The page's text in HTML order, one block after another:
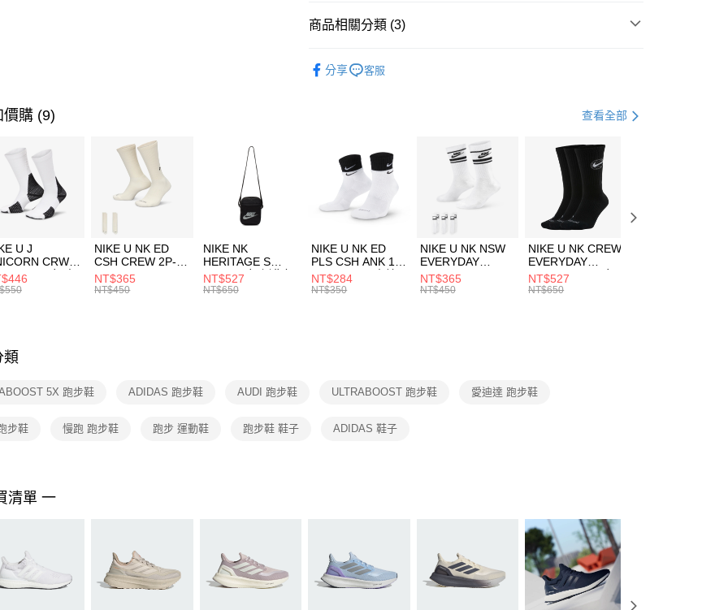
聯邦商業銀行
台新國際商業銀行
【關於「AFTEE先享後付」】
３．安心：先確認商品／服務後，再付款。
【「AFTEE先享後付」結帳流程】
１．於結帳方式選擇「AFTEE先享後付」後，將跳轉至「AFTEE先享後
付」結帳頁面，進行簡訊認證並確認金額後，即可完成結帳。
２．訂單成立數日內，您將收到繳費通知簡訊。
３．收到繳費通知簡訊後14天內，點擊此簡訊中的連結，可透過四大超商
／ATM／網路銀行／等多元方式進行付款，方視為交易完成。
※ 請注意：結帳手續完成當下不需立刻繳費，但若您需要取消訂單，請聯
絡購買商品的店家。未經商家同意取消之訂單仍視為有效，需透過AFTEE
先享後付繳納相關費用。
１．透過由恩沛科技股份有限公司提供之「AFTEE先享後付」服務完成之
交易，需依本服務之必要範圍內提供個人資料，並將交易相關給付款項請
２．關於個人資料處理事宜，請瀏覽以下網址：
５．嚴禁一人註冊多個帳號或使用他人資訊註冊。若發現惡意使用之情
形，恩沛科技股份有限公司將有權停止該用戶之使用額度並採取法律行
動。
每筆NT$100，滿NT$1,500(含以上)免運費
每筆NT$100，滿NT$1,500(含以上)免運費
付款後門市自取
每筆NT$100，滿NT$1,500(含以上)免運費
商品相關分類 (3)
分享 客服
價購 (9) 查看全部
U J
CRW
-160 男女 中
FZ3393100
NIKE U NK ED
CSH CREW 2P-
144 EMBRDY 男
女 短統襪
NT$365
NT$450
NIKE NK
HERITAGE S
SMIT 男女 側背包
BA5871010
NT$527
NT$650
NIKE U NK ED
PLS CSH ANK 1P
144 DBL 男 中統
襪 DH4058104
NT$284
NT$350
NIKE U NK NSW
EVERYDAY
ESSENTIAL CR
男女 短統襪
NT$365
NT$450
NIKE U NK CREW
EVERYDAY
BBALL 3PR 男女
長統襪
NT$527
NT$650
類
5X 跑步鞋 ADIDAS 跑步鞋 AUDI 跑步鞋 ULTRABOOST 跑步鞋 愛迪達 跑步鞋
步鞋 慢跑 跑步鞋 跑步 運動鞋 跑步鞋 鞋子 ADIDAS 鞋子
清單 一